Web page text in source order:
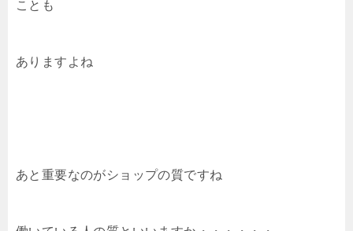
ことも
ありますよね
あと重要なのがショップの質ですね